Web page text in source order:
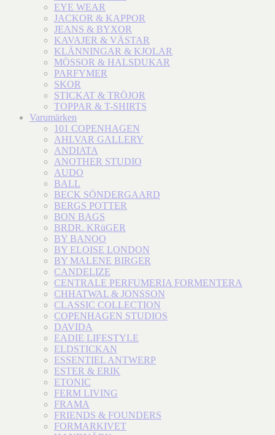
EYE WEAR
JACKOR & KAPPOR
JEANS & BYXOR
KAVAJER & VÄSTAR
KLÄNNINGAR & KJOLAR
MÖSSOR & HALSDUKAR
PARFYMER
SKOR
STICKAT & TRÖJOR
TOPPAR & T-SHIRTS
Varumärken
101 COPENHAGEN
AHLVAR GALLERY
ANDIATA
ANOTHER STUDIO
AUDO
BALL
BECK SÖNDERGAARD
BERGS POTTER
BON BAGS
BRDR. KRüGER
BY BANOO
BY ELOISE LONDON
BY MALENE BIRGER
CANDELIZE
CENTRALE PERFUMERIA FORMENTERA
CHHATWAL & JONSSON
CLASSIC COLLECTION
COPENHAGEN STUDIOS
DAVIDA
EADIE LIFESTYLE
ELDSTICKAN
ESSENTIEL ANTWERP
ESTER & ERIK
ETONIC
FERM LIVING
FRAMA
FRIENDS & FOUNDERS
FORMARKIVET